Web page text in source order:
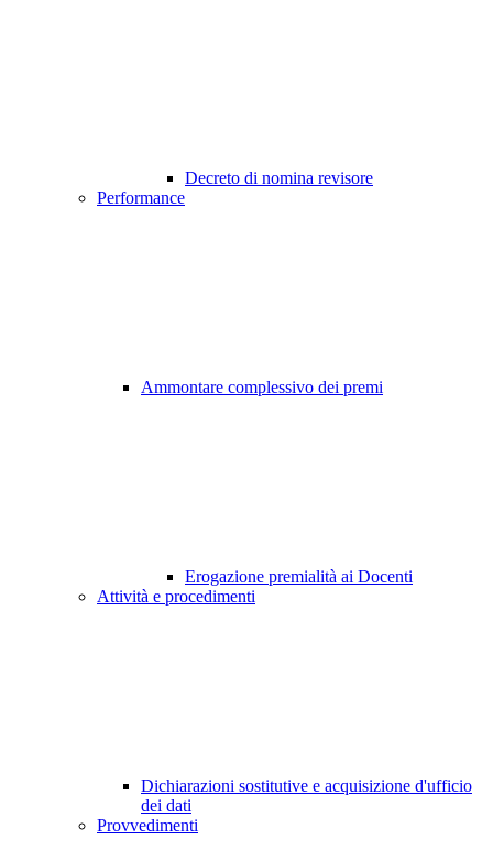
Decreto di nomina revisore
Performance
Ammontare complessivo dei premi
Erogazione premialità ai Docenti
Attività e procedimenti
Dichiarazioni sostitutive e acquisizione d'ufficio
dei dati
Provvedimenti